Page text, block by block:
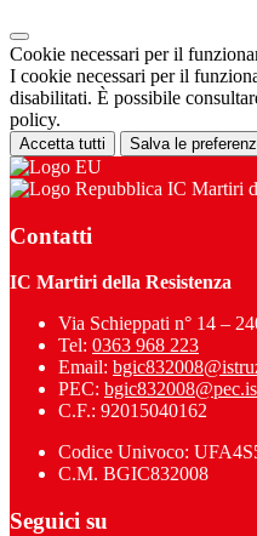
Cookie necessari per il
I cookie necessari per il
disabilitati. È possibile
policy.
Accetta tutti Salva le
IC Martiri
Contatti
IC Martiri della Resistenza
Via Schieppati n° 14 –
Tel: 0363 968 223
Email:
PEC:
C.F.: 92015040162
Codice Univoco:
C.M. BGIC832008
Seguici su